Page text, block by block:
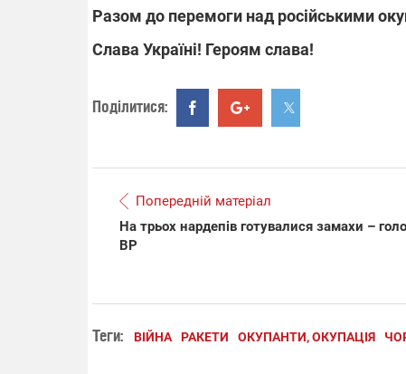
Разом до перемоги над російськими
Слава Україні! Героям слава!
Поділитися:
Попередній матеріал
На трьох нардепів готувалися замахи –
ВР
Теги: ВІЙНА РАКЕТИ ОКУПАНТИ, ОКУПАЦІЯ